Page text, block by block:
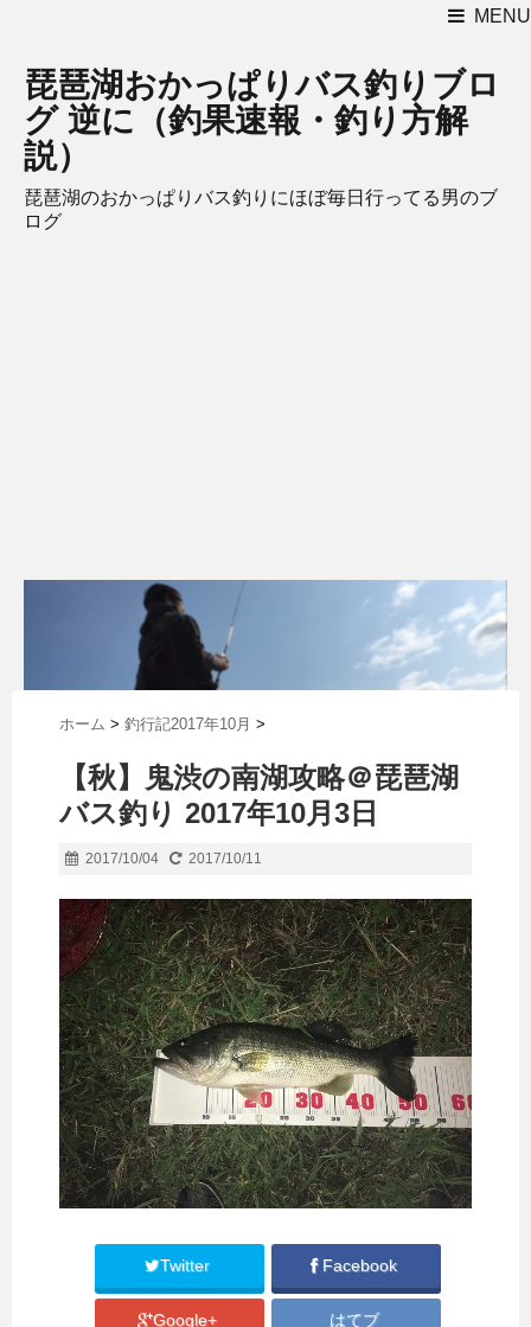
MENU
琵琶湖おかっぱりバス釣りブロ
グ 逆に（釣果速報・釣り方解
説）
琵琶湖のおかっぱりバス釣りにほぼ毎日行ってる男のブ
ログ
ホーム > 釣行記2017年10月 >
【秋】鬼渋の南湖攻略＠琵琶湖
バス釣り 2017年10月3日
2017/10/04 2017/10/11
Twitter Facebook
Google+ はてブ